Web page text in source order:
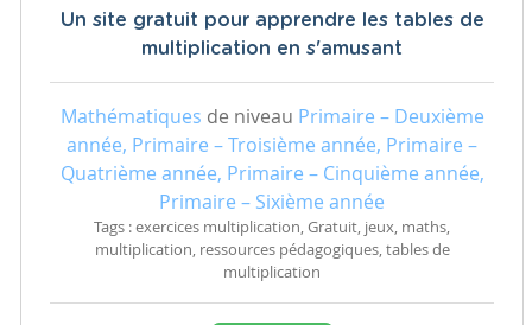
Un site gratuit pour apprendre les tables de
multiplication en s'amusant
Mathématiques de niveau Primaire – Deuxième
année, Primaire – Troisième année, Primaire –
Quatrième année, Primaire – Cinquième année,
Primaire – Sixième année
Tags : exercices multiplication, Gratuit, jeux, maths,
multiplication, ressources pédagogiques, tables de
multiplication